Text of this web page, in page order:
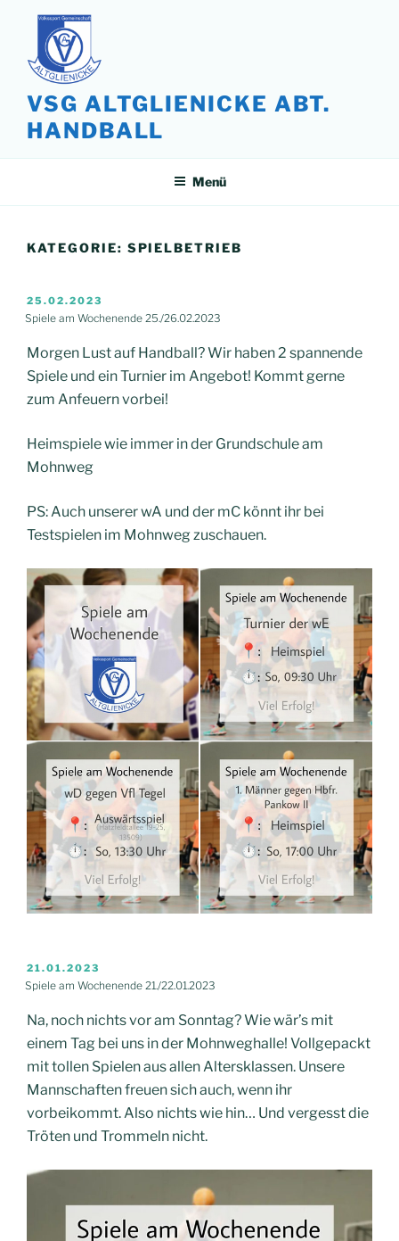
springen
VSG ALTGLIENICKE ABT.
HANDBALL
Menü
KATEGORIE: SPIELBETRIEB
VERÖFFENTLICHT
AM
25.02.2023
Spiele am Wochenende 25./26.02.2023
Morgen Lust auf Handball? Wir haben 2 spannende
Spiele und ein Turnier im Angebot! Kommt gerne
zum Anfeuern vorbei!
Heimspiele wie immer in der Grundschule am
Mohnweg
PS: Auch unserer wA und der mC könnt ihr bei
Testspielen im Mohnweg zuschauen.
VERÖFFENTLICHT
AM
21.01.2023
Spiele am Wochenende 21./22.01.2023
Na, noch nichts vor am Sonntag? Wie wär’s mit
einem Tag bei uns in der Mohnweghalle! Vollgepackt
mit tollen Spielen aus allen Altersklassen. Unsere
Mannschaften freuen sich auch, wenn ihr
vorbeikommt. Also nichts wie hin… Und vergesst die
Tröten und Trommeln nicht.